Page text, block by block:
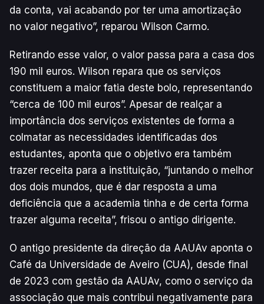
da conta, vai acabando por ter uma amortização
no valor negativo”, reparou Wilson Carmo.
Retirando esse valor, o valor passa para a casa dos
190 mil euros. Wilson repara que os serviços
constituem a maior fatia deste bolo, representando
“cerca de 100 mil euros”. Apesar de realçar a
importância dos serviços existentes de forma a
colmatar as necessidades identificadas dos
estudantes, aponta que o objetivo era também
trazer receita para a instituição, “juntando o melhor
dos dois mundos, que é dar resposta a uma
deficiência que a academia tinha e de certa forma
trazer alguma receita”, frisou o antigo dirigente.
O antigo presidente da direção da AAUAv aponta o
Café da Universidade de Aveiro (CUA), desde final
de 2023 com gestão da AAUAv, como o serviço da
associação que mais contribui negativamente para